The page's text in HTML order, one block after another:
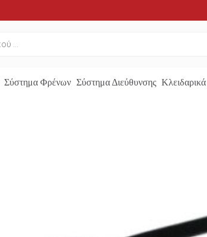
Σύστημα Φρένων Σύστημα Διεύθυνσης Κλειδαρικά